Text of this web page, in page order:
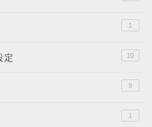
1
定 10
9
1